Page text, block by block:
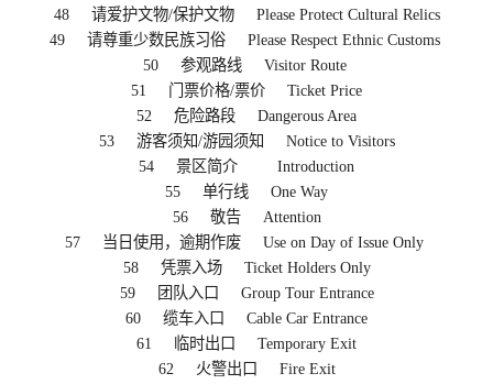
48 请爱护文物/保护文物 Please Protect Cultural Relics
49 请尊重少数民族习俗 Please Respect Ethnic Customs
50 参观路线 Visitor Route
51 门票价格/票价 Ticket Price
52 危险路段 Dangerous Area
53 游客须知/游园须知 Notice to Visitors
54 景区简介 Introduction
55 单行线 One Way
56 敬告 Attention
57 当日使用，逾期作废 Use on Day of Issue Only
58 凭票入场 Ticket Holders Only
59 团队入口 Group Tour Entrance
60 缆车入口 Cable Car Entrance
61 临时出口 Temporary Exit
62 火警出口 Fire Exit